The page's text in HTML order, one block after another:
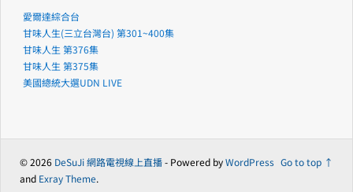
愛爾達綜合台
甘味人生(三立台灣台) 第301~400集
甘味人生 第376集
甘味人生 第375集
美國總統大選UDN LIVE
Go to top ↑
© 2026 DeSuJi 網路電視線上直播- Powered byWordPress
and Exray Theme.